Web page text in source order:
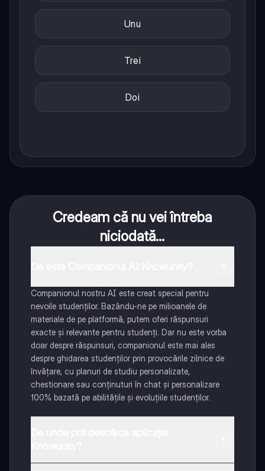
Unu
Trei
Doi
Credeam că nu vei întreba
niciodată...
Companionul nostru AI este creat special pentru
nevoile studenților. Bazându-ne pe milioanele de
materiale de pe platformă, putem oferi răspunsuri
exacte și relevante pentru studenți. Dar nu este vorba
doar despre răspunsuri, companionul este mai ales
despre ghidarea studenților prin provocările zilnice de
învățare, cu planuri de studiu personalizate,
chestionare sau conținuturi în chat și personalizare
100% bazată pe abilitățile și evoluțiile studenților.